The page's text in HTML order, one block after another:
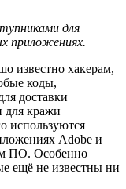
для
приложениях.
известно хакерам,
коды,
доставки
для кражи
используются
Adobe и
ПО. Особенно
ещё не известны ни